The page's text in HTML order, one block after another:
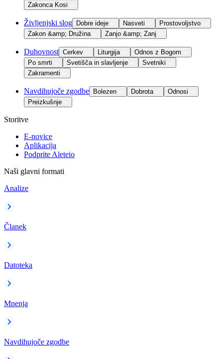
Zakonca Kosi
Življenjski slog Dobre ideje Nasveti
Prostovoljstvo
Zakon &amp; Družina
Zanjo &amp; Zanj
Duhovnost Cerkev Liturgija
Odnos z Bogom
Po smrti
Svetišča in slavljenje
Svetniki
Zakramenti
Navdihujoče zgodbe Bolezen Dobrota
Odnosi
Preizkušnje
Storitve
E-novice
Aplikacija
Podprite Aleteio
Naši glavni formati
Analize
Članek
Datoteka
Mnenja
Navdihujoče zgodbe